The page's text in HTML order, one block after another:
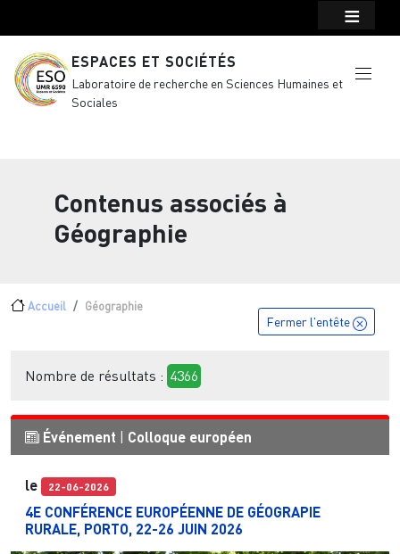
ESPACES ET SOCIÉTÉS
Laboratoire de recherche en Sciences Humaines et
Sociales
Contenus associés à
Géographie
Fil d'Ariane
Accueil Géographie
Fermer l'entête
Nombre de résultats : 4366
Événement Colloque européen
le 22-06-2026
4E CONFÉRENCE EUROPÉENNE DE GÉOGRAPIE
RURALE, PORTO, 22-26 JUIN 2026